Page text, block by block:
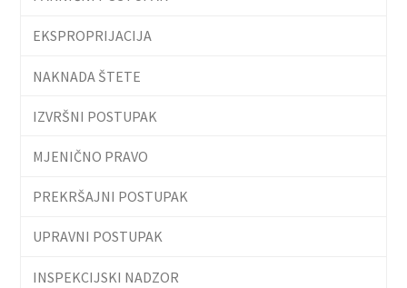
EKSPROPRIJACIJA
NAKNADA ŠTETE
IZVRŠNI POSTUPAK
MJENIČNO PRAVO
PREKRŠAJNI POSTUPAK
UPRAVNI POSTUPAK
INSPEKCIJSKI NADZOR